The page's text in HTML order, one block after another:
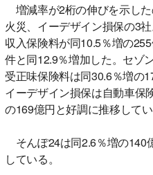
増減率が2桁の伸びを示し
火災、イーデザイン損保の3
収入保険料が同10.5％増の
件と同12.9％増加した。セゾ
受正味保険料は同30.6％増の
イーデザイン損保は自動車保
の169億円と好調に推移してい
そんぽ24は同2.6％増の140
している。